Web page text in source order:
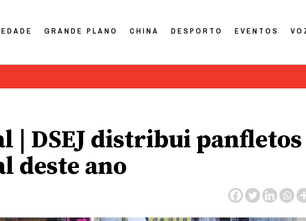
GRANDE PLANO CHINA DESPORTO EVENTOS
| DSEJ distribui panfletos
deste ano